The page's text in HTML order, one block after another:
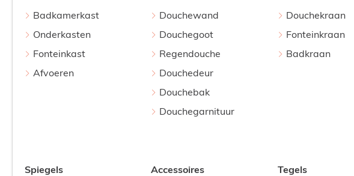
Badkamerkast
Onderkasten
Fonteinkast
Afvoeren
Douchewand
Douchegoot
Regendouche
Douchedeur
Douchebak
Douchegarnituur
Douchekraan
Fonteinkraan
Badkraan
Spiegels
Accessoires
Tegels